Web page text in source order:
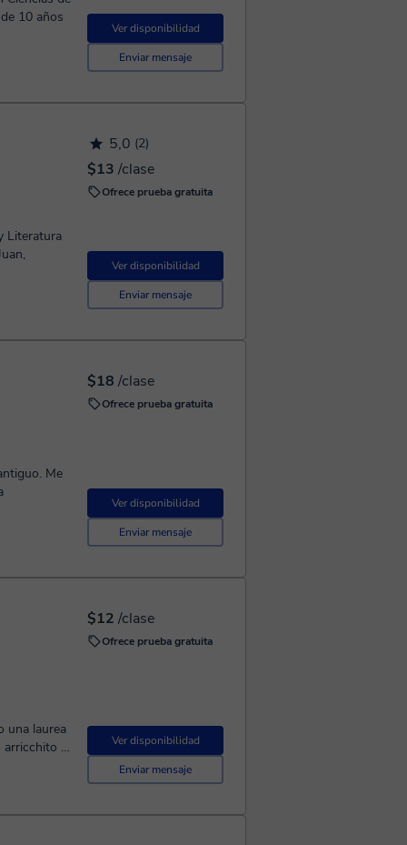
Ver disponibilidad
Enviar mensaje
5,0 (2)
$13 /clase
Ofrece prueba gratuita
Ver disponibilidad
Enviar mensaje
Literatura
$18 /clase
Ofrece prueba gratuita
Ver disponibilidad
Enviar mensaje
Me
$12 /clase
Ofrece prueba gratuita
Ver disponibilidad
Enviar mensaje
una laurea
arricchito la
con
se